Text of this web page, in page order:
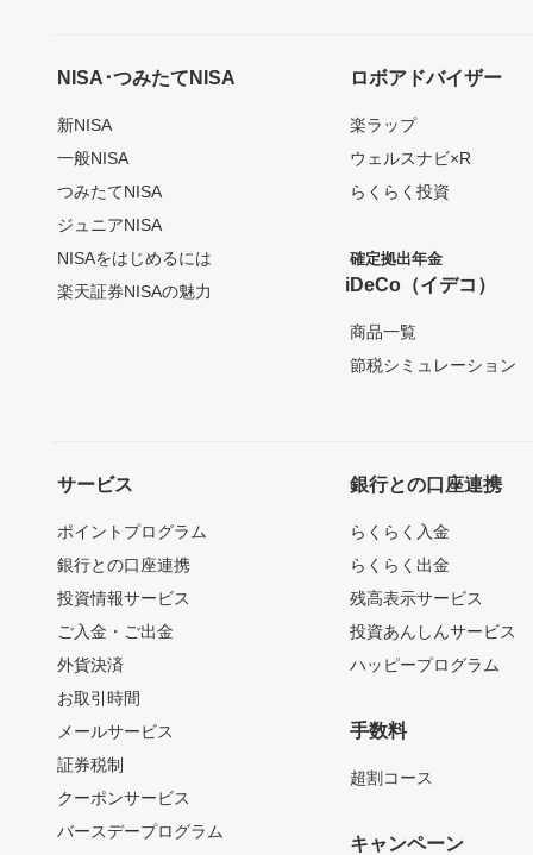
NISA･つみたてNISA
新NISA
一般NISA
つみたてNISA
ジュニアNISA
NISAをはじめるには
楽天証券NISAの魅力
ロボアドバイザー
楽ラップ
ウェルスナビ×R
らくらく投資
確定拠出年金
iDeCo（イデコ）
商品一覧
節税シミュレーション
サービス
ポイントプログラム
銀行との口座連携
投資情報サービス
ご入金・ご出金
外貨決済
お取引時間
メールサービス
証券税制
クーポンサービス
バースデープログラム
銀行との口座連携
らくらく入金
らくらく出金
残高表示サービス
投資あんしんサービス
ハッピープログラム
手数料
超割コース
キャンペーン